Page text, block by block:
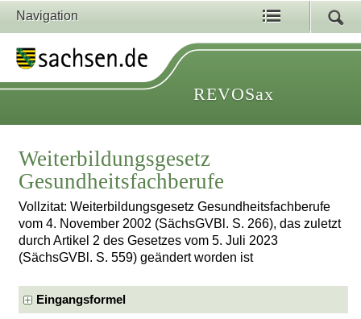
Navigation
REVOSax
Weiterbildungsgesetz
Gesundheitsfachberufe
Vollzitat: Weiterbildungsgesetz Gesundheitsfachberufe
vom 4. November 2002 (SächsGVBl. S. 266), das zuletzt
durch Artikel 2 des Gesetzes vom 5. Juli 2023
(SächsGVBl. S. 559) geändert worden ist
Eingangsformel